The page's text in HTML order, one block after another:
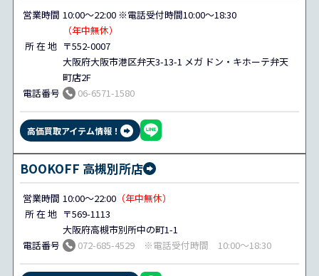
営業時間 10:00～22:00 ※電話受付時間10:00～18:30
（年中無休）
所 在 地 〒552-0007
大阪府大阪市港区弁天3-13-1 メガ ドン・キホーテ弁天
町店2F
電話番号
06-6571-1580
高価買取アイテム情報！
BOOKOFF 高槻別所店
営業時間 10:00～22:00（年中無休）
所 在 地 〒569-1113
大阪府高槻市別所中の町1-1
電話番号
072-685-4529 ※電話受付時間 10:00～18:30